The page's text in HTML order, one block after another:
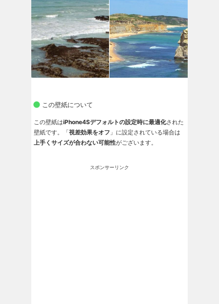
この壁紙について
この壁紙はiPhone4Sデフォルトの設定時に最適化された
壁紙です。「視差効果をオフ 」に設定されている場合は
上手くサイズが合わない可能性がございます。
スポンサーリンク